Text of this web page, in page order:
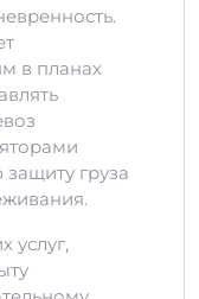
в планах
груза
услуг,